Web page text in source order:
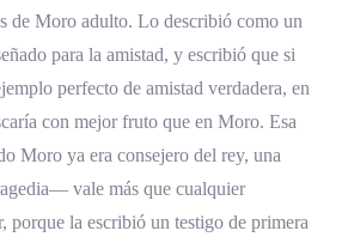
de Moro adulto. Lo describió como un
para la amistad, y escribió que si
perfecto de amistad verdadera, en
con mejor fruto que en Moro. Esa
Moro ya era consejero del rey, una
vale más que cualquier
porque la escribió un testigo de primera